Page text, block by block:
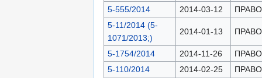
5-555/2014
2014-03-12
5-11/2014 (5-
1071/2013;)
2014-01-13
5-1754/2014 2014-11-26
5-110/2014
2014-02-25